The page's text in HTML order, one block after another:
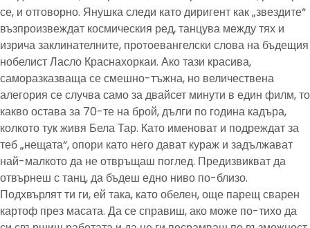
се, и отговорно. Янушка следи като диригент как „звездите“
възпроизвеждат космическия ред, танцува между тях и
изрича заклинателните, протоевангелски слова на бъдещия
нобелист Ласло Краснахоркаи. Ако тази красива,
саморазказваща се смешно-тъжна, но величествена
алегория се случва само за двайсет минути в един филм, то
какво остава за 70-те на брой, дълги по година кадъра,
колкото тук живя Бела Тар. Като именоват и подреждат за
теб „нещата“, опори като него дават кураж и задължават
най-малкото да не отвръщаш поглед. Предизвикват да
отвърнеш с танц, да бъдеш едно ниво по-близо.
Подхвърлят ти ги, ей така, като обелен, още парещ сварен
картоф през масата. Да се справиш, ако може по-тихо да